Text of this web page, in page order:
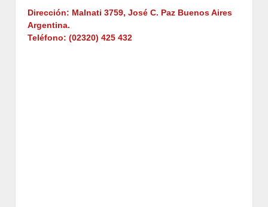
Dirección: Malnati 3759, José C. Paz Buenos Aires
Argentina.
Teléfono: (02320) 425 432